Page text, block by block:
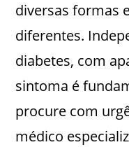
diversas formas
diferentes.
diabetes, com
sintoma é
procure com
médico